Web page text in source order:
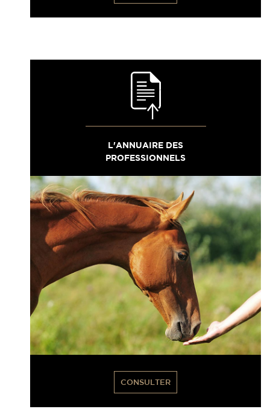
L'ANNUAIRE DES
PROFESSIONNELS
CONSULTER